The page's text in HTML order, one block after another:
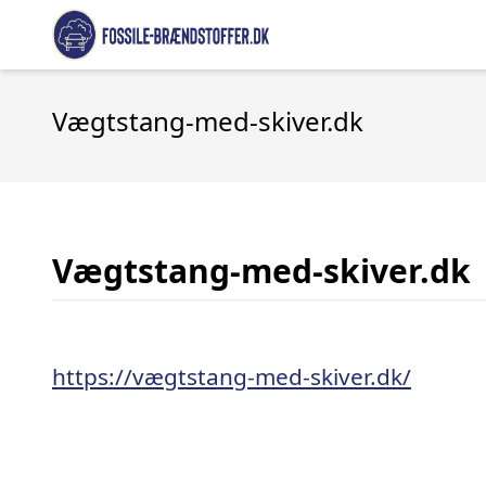
Vægtstang-med-skiver.dk
Vægtstang-med-skiver.dk
https://vægtstang-med-skiver.dk/